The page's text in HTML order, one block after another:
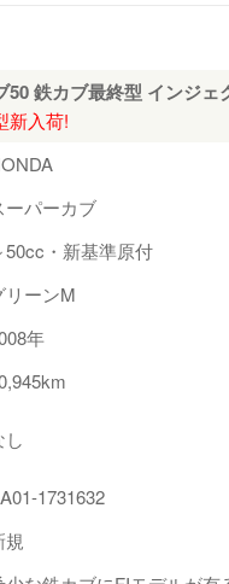
50 鉄カブ最終型 インジェ
新入荷!
ーパーカブ
50cc・新基準原付
リーンM
年
し
1731632
規